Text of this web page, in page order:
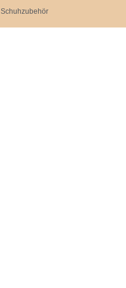
Schuhzubehör